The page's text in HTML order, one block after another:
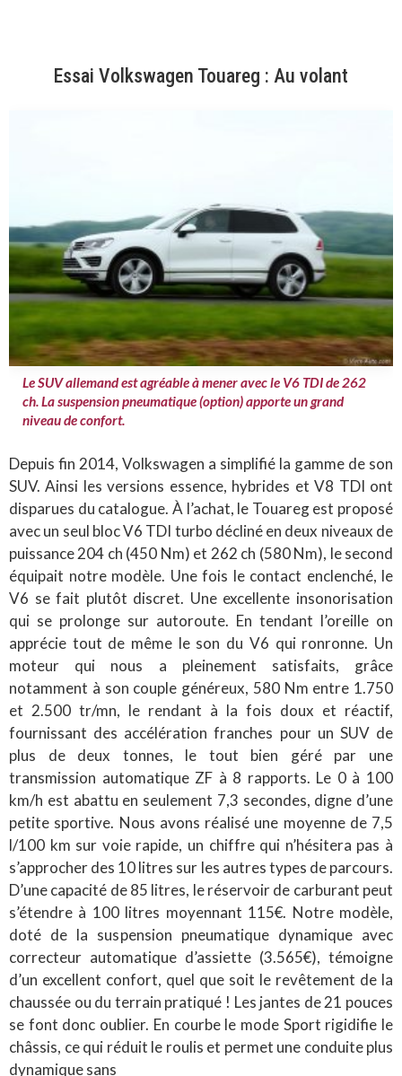
Essai Volkswagen Touareg : Au volant
Le SUV allemand est agréable à mener avec le V6 TDI de 262
ch. La suspension pneumatique (option) apporte un grand
niveau de confort.
Depuis fin 2014, Volkswagen a simplifié la gamme de son
SUV. Ainsi les versions essence, hybrides et V8 TDI ont
disparues du catalogue. À l’achat, le Touareg est proposé
avec un seul bloc V6 TDI turbo décliné en deux niveaux de
puissance 204 ch (450 Nm) et 262 ch (580 Nm), le second
équipait notre modèle. Une fois le contact enclenché, le
V6 se fait plutôt discret. Une excellente insonorisation
qui se prolonge sur autoroute. En tendant l’oreille on
apprécie tout de même le son du V6 qui ronronne. Un
moteur qui nous a pleinement satisfaits, grâce
notamment à son couple généreux, 580 Nm entre 1.750
et 2.500 tr/mn, le rendant à la fois doux et réactif,
fournissant des accélération franches pour un SUV de
plus de deux tonnes, le tout bien géré par une
transmission automatique ZF à 8 rapports. Le 0 à 100
km/h est abattu en seulement 7,3 secondes, digne d’une
petite sportive. Nous avons réalisé une moyenne de 7,5
l/100 km sur voie rapide, un chiffre qui n’hésitera pas à
s’approcher des 10 litres sur les autres types de parcours.
D’une capacité de 85 litres, le réservoir de carburant peut
s’étendre à 100 litres moyennant 115€. Notre modèle,
doté de la suspension pneumatique dynamique avec
correcteur automatique d’assiette (3.565€), témoigne
d’un excellent confort, quel que soit le revêtement de la
chaussée ou du terrain pratiqué ! Les jantes de 21 pouces
se font donc oublier. En courbe le mode Sport rigidifie le
châssis, ce qui réduit le roulis et permet une conduite plus
dynamique sans